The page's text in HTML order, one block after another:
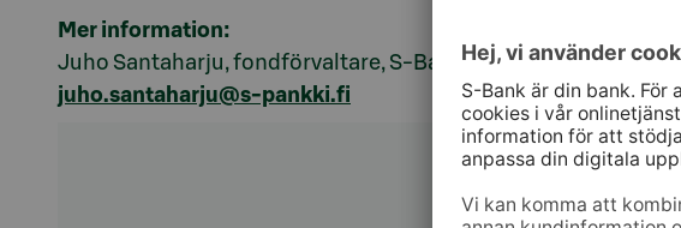
Mer information:
Juho Santaharju, fondförvaltare, S-Banken Bostad
juho.santaharju@s-pankki.fi